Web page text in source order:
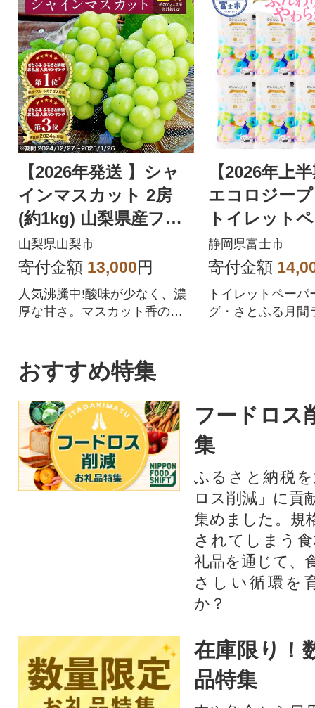
【2026年発送 】シャ
インマスカット 2房
(約1kg) 山梨県産フル
ーツ 人気のぶどう
山梨県山梨市
寄付金額 13,000円
人気沸騰中!酸味が少なく、濃
厚な甘さ。マスカット香の芳
トを中心にぶどうをたくさん
作っている農家が自信を持っ
てお届けします。
【2026年上
エコロジー
トイレット
ダブル 96ロ
品 人気
静岡県富士市
寄付金額
トイレットペーパ
グ・さとふる月間
おすすめ特集
フードロス
集
ふるさと納税
ロス削減」に貢
集めました。規
されてしまう
礼品を通じて、
さしい循環を
か？​
在庫限り！
品特集